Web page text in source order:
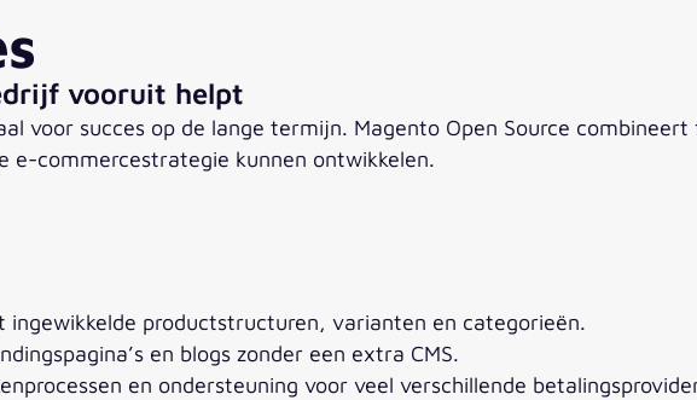
vooruit helpt
voor succes op de lange termijn. Magento Open Source
e-commercestrategie kunnen ontwikkelen.
ingewikkelde productstructuren, varianten en categorieën.
en blogs zonder een extra CMS.
en ondersteuning voor veel verschillende